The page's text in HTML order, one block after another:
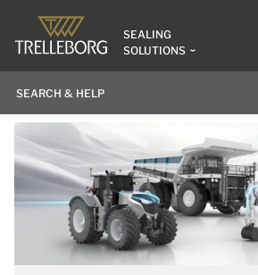
SEALING
SOLUTIONS